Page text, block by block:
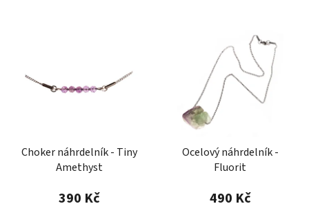
Choker náhrdelník - Tiny
Amethyst
390 Kč
Ocelový náhrdelník -
Fluorit
490 Kč